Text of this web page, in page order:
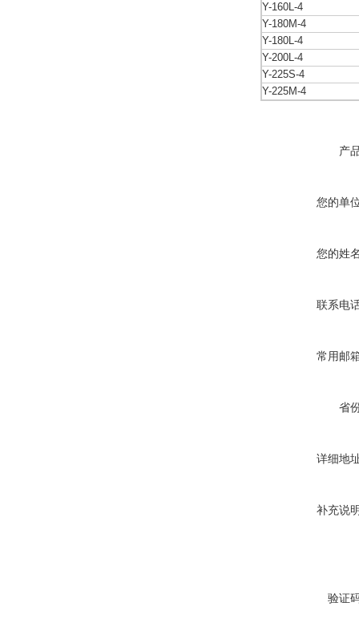
Y-160L-4
Y-180M-4
Y-180L-4
Y-200L-4
Y-225S-4
Y-225M-4
产
您的单
您的姓
联系电
常用邮
省
详细地
补充说
验证